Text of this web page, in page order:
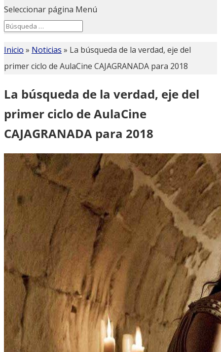
Seleccionar página Menú
Search
for...
Inicio » Noticias » La búsqueda de la verdad, eje del
primer ciclo de AulaCine CAJAGRANADA para 2018
La búsqueda de la verdad, eje del
primer ciclo de AulaCine
CAJAGRANADA para 2018